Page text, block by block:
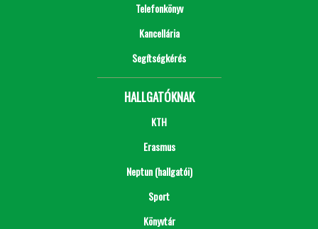
Telefonkönyv
Kancellária
Segítségkérés
HALLGATÓKNAK
KTH
Erasmus
Neptun (hallgatói)
Sport
Könyvtár